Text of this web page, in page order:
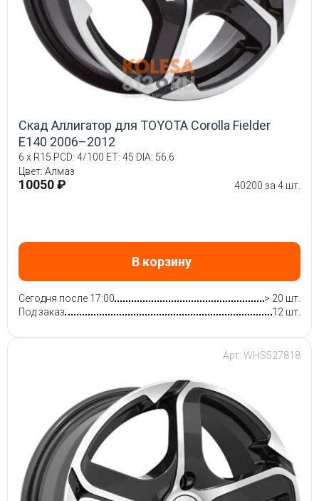
Скад Аллигатор для TOYOTA Corolla Fielder
E140 2006–2012
6 x R15 PCD: 4/100 ET: 45 DIA: 56.6
Цвет: Алмаз
10050 ₽ 40200 за 4 шт.
В корзину
Сегодня после 17:00
> 20 шт.
Под заказ
12 шт.
Арт: WHS527818